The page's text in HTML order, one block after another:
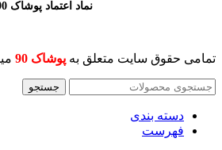
نماد اعتماد پوشاک 90
تمامی حقوق سایت متعلق به پوشاک 90
جستجو
دسته بندی
فهرست